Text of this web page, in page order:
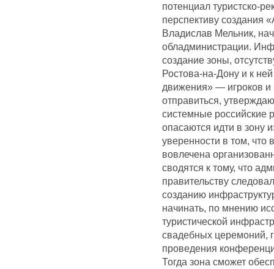
потенциал туристско-
перспективу создания
Владислав Мельник,
обладминистрации.
создание зоны,
Ростова-на-Дону и к
движения» — игроков и
отправиться,
системные российские
опасаются идти в зону
уверенности в том, что
вовлечена
сводятся к тому, что
правительству
созданию
начинать, по мнению
туристической
свадебных церемоний,
проведения
Тогда зона сможет